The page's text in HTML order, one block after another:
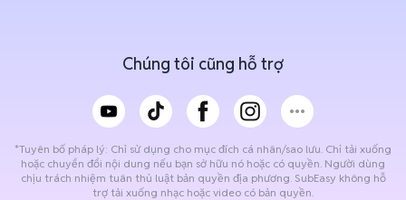
Chúng tôi cũng hỗ trợ
*Tuyên bố pháp lý: Chỉ sử dụng cho mục đích cá nhân/sao lưu. Chỉ tải xuống
hoặc chuyển đổi nội dung nếu bạn sở hữu nó hoặc có quyền. Người dùng
chịu trách nhiệm tuân thủ luật bản quyền địa phương. SubEasy không hỗ
trợ tải xuống nhạc hoặc video có bản quyền.